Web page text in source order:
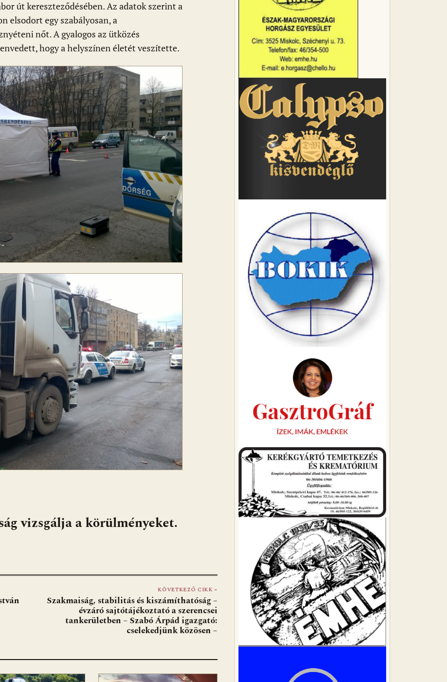
út kereszteződésében. Az adatok szerint a
elsodort egy szabályosan, a
nőt. A gyalogos az ütközés
hogy a helyszínen életét veszítette.
vizsgálja a körülményeket.
KÖVETKEZŐ CIKK »
Szakmaiság, stabilitás és kiszámíthatóság –
évzáró sajtótájékoztató a szerencsei
tankerületben – Szabó Árpád igazgató:
cselekedjünk közösen –